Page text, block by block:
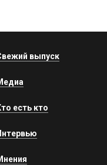
выпуск
есть кто